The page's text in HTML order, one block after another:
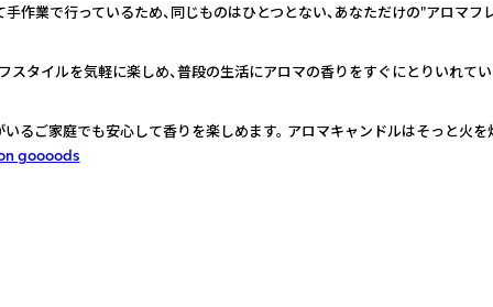
作業で行っているため、同じものはひとつとない、あなただけの"アロマフ
タイルを気軽に楽しめ、普段の生活にアロマの香りをすぐにとりいれてい
るご家庭でも安心して香りを楽しめます。 アロマキャンドルはそっと火
goooods